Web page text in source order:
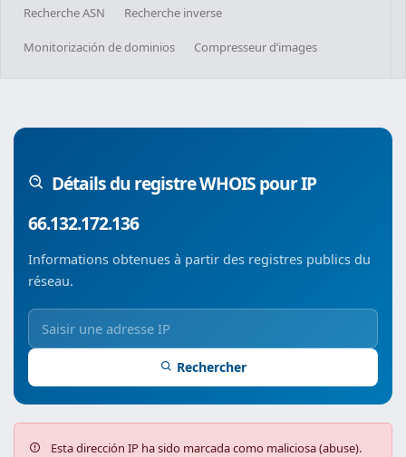
Recherche ASN Recherche inverse
Monitorización de dominios Compresseur d’images
Détails du registre WHOIS pour IP
66.132.172.136
Informations obtenues à partir des registres publics du
réseau.
Rechercher
Esta dirección IP ha sido marcada como maliciosa (abuse).